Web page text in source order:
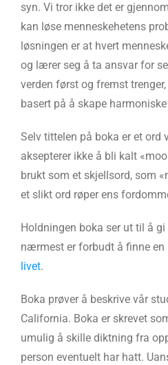
syn. Vi tror ikke det er
kan løse menneskehetens
løsningen er at hvert
og lærer seg å ta ansvar for
verden først og fremst
basert på å skape
Selv tittelen på boka er et ord
aksepterer ikke å bli kalt
brukt som et skjellsord, som
et slikt ord røper ens
Holdningen boka ser ut til å
nærmest er forbudt å finne en
livet.
Boka prøver å beskrive vår
California. Boka er skrevet
umulig å skille diktning fra
person eventuelt har hatt.